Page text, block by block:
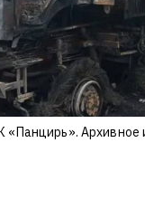
«Панцирь». Архивное
оценивал
Я